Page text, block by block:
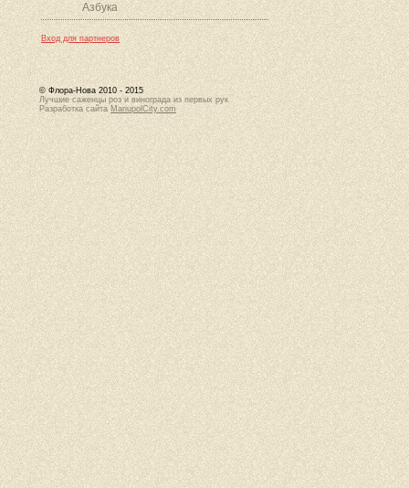
Азбука
Вход для партнеров
© Флора-Нова 2010 - 2015
Лучшие саженцы роз и винограда из первых рук
Разработка сайта MariupolCity.com